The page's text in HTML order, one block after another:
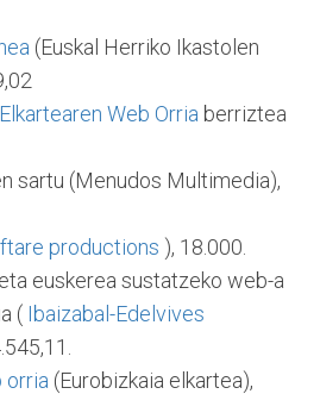
(Euskal Herriko Ikastolen
Web Orria berriztea
sartu (Menudos Multimedia),
productions ), 18.000.
euskerea sustatzeko web-a
( Ibaizabal-Edelvives
orria (Eurobizkaia elkartea),